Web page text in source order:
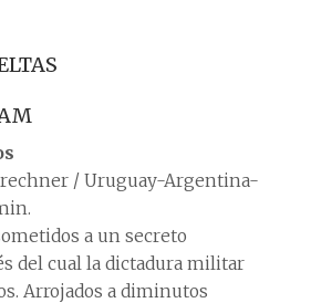
/ Uruguay-Argentina-
a un secreto
del cual la dictadura militar
Arrojados a diminutos